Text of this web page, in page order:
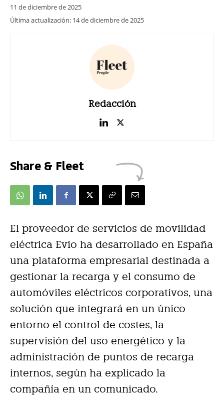
11 de diciembre de 2025
Última actualización: 14 de diciembre de 2025
Redacción
Share & Fleet
El proveedor de servicios de movilidad
eléctrica Evio ha desarrollado en España
una plataforma empresarial destinada a
gestionar la recarga y el consumo de
automóviles eléctricos corporativos, una
solución que integrará en un único
entorno el control de costes, la
supervisión del uso energético y la
administración de puntos de recarga
internos, según ha explicado la
compañía en un comunicado.